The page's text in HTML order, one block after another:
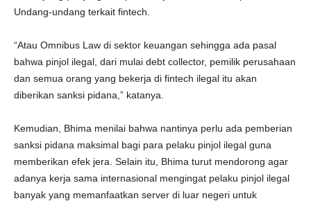
Undang-undang terkait fintech.
“Atau Omnibus Law di sektor keuangan sehingga ada pasal
bahwa pinjol ilegal, dari mulai debt collector, pemilik perusahaan
dan semua orang yang bekerja di fintech ilegal itu akan
diberikan sanksi pidana,” katanya.
Kemudian, Bhima menilai bahwa nantinya perlu ada pemberian
sanksi pidana maksimal bagi para pelaku pinjol ilegal guna
memberikan efek jera. Selain itu, Bhima turut mendorong agar
adanya kerja sama internasional mengingat pelaku pinjol ilegal
banyak yang memanfaatkan server di luar negeri untuk